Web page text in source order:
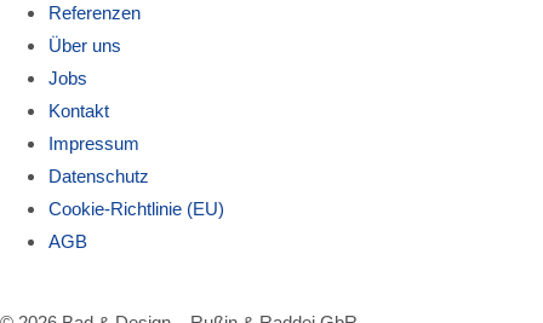
Referenzen
Über uns
Jobs
Kontakt
Impressum
Datenschutz
Cookie-Richtlinie (EU)
AGB